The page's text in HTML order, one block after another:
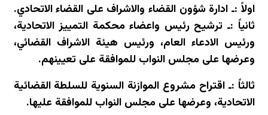
اولاً :ـ ادارة شؤون القضاء والاشراف على القضاء الاتحادي.
ثانياً :ـ ترشيح رئيس واعضاء محكمة التمييز الاتحادية،
ورئيس الادعاء العام، ورئيس هيئة الاشراف القضائي،
وعرضها على مجلس النواب للموافقة على تعيينهم.
ثالثاً :ـ اقتراح مشروع الموازنة السنوية للسلطة القضائية
الاتحادية، وعرضها على مجلس النواب للموافقة عليها.